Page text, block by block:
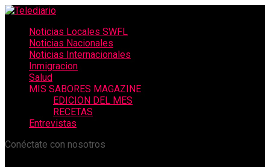
Noticias Locales SWFL
Noticias Nacionales
Noticias Internacionales
Inmigracion
Salud
MIS SABORES MAGAZINE
EDICION DEL MES
RECETAS
Entrevistas
Conéctate con nosotros